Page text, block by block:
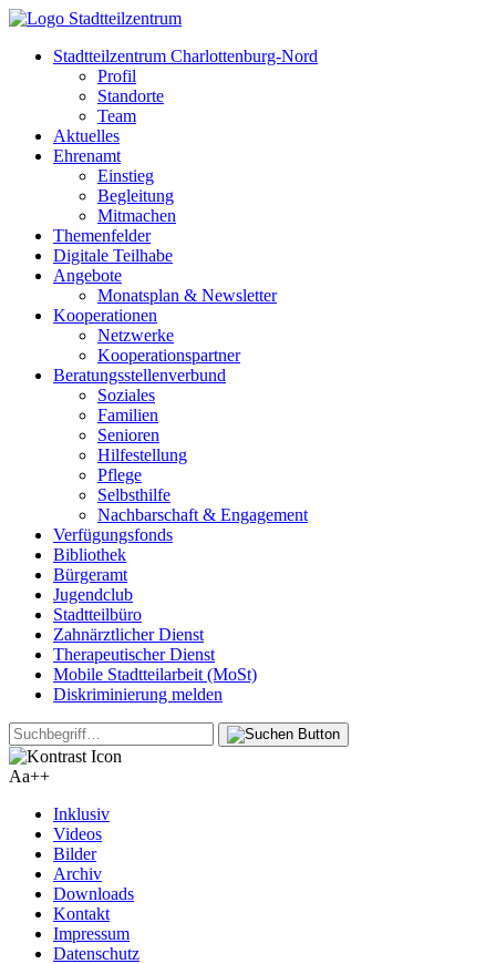
Stadtteilzentrum Charlottenburg-Nord
Profil
Standorte
Team
Aktuelles
Ehrenamt
Einstieg
Begleitung
Mitmachen
Themenfelder
Digitale Teilhabe
Angebote
Monatsplan & Newsletter
Kooperationen
Netzwerke
Kooperationspartner
Beratungsstellenverbund
Soziales
Familien
Senioren
Hilfestellung
Pflege
Selbsthilfe
Nachbarschaft & Engagement
Verfügungsfonds
Bibliothek
Bürgeramt
Jugendclub
Stadtteilbüro
Zahnärztlicher Dienst
Therapeutischer Dienst
Mobile Stadtteilarbeit (MoSt)
Diskriminierung melden
Aa++
Inklusiv
Videos
Bilder
Archiv
Downloads
Kontakt
Impressum
Datenschutz